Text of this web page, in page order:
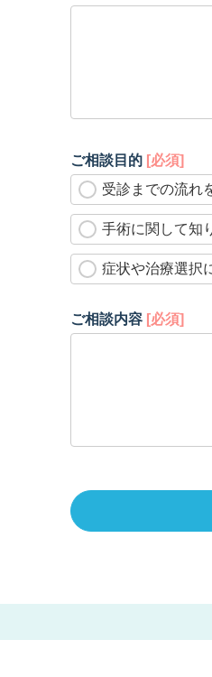
ご相談目的 [必須]
受診までの流れ
手術に関して知
症状や治療選択
ご相談内容 [必須]